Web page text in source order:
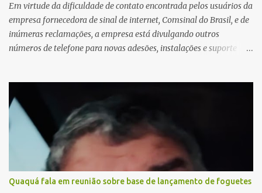
Em virtude da dificuldade de contato encontrada pelos usuários da
empresa fornecedora de sinal de internet, Comsinal do Brasil, e de
inúmeras reclamações, a empresa está divulgando outros
números de telefone para novas adesões, instalações e suporte
Quaquá fala em reunião sobre base de lançamento de foguetes